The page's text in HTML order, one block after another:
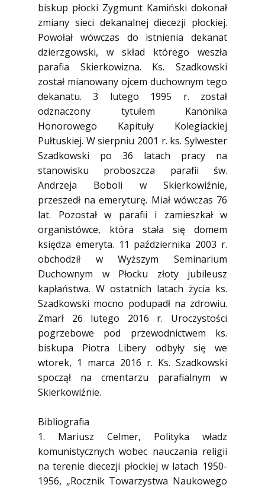
biskup płocki Zygmunt Kamiński dokonał
zmiany sieci dekanalnej diecezji płockiej.
Powołał wówczas do istnienia dekanat
dzierzgowski, w skład którego weszła
parafia Skierkowizna. Ks. Szadkowski
został mianowany ojcem duchownym tego
dekanatu. 3 lutego 1995 r. został
odznaczony tytułem Kanonika
Honorowego Kapituły Kolegiackiej
Pułtuskiej. W sierpniu 2001 r. ks. Sylwester
Szadkowski po 36 latach pracy na
stanowisku proboszcza parafii św.
Andrzeja Boboli w Skierkowiźnie,
przeszedł na emeryturę. Miał wówczas 76
lat. Pozostał w parafii i zamieszkał w
organistówce, która stała się domem
księdza emeryta. 11 października 2003 r.
obchodził w Wyższym Seminarium
Duchownym w Płocku złoty jubileusz
kapłaństwa. W ostatnich latach życia ks.
Szadkowski mocno podupadł na zdrowiu.
Zmarł 26 lutego 2016 r. Uroczystości
pogrzebowe pod przewodnictwem ks.
biskupa Piotra Libery odbyły się we
wtorek, 1 marca 2016 r. Ks. Szadkowski
spoczął na cmentarzu parafialnym w
Skierkowiźnie.
Bibliografia
1. Mariusz Celmer, Polityka władz
komunistycznych wobec nauczania religii
na terenie diecezji płockiej w latach 1950-
1956, „Rocznik Towarzystwa Naukowego